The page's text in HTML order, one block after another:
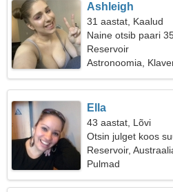
Ashleigh
31 aastat, Kaalud
Naine otsib paari
Reservoir
Astronoomia,
Ella
43 aastat, Lõvi
Otsin julget koos
Reservoir,
Pulmad